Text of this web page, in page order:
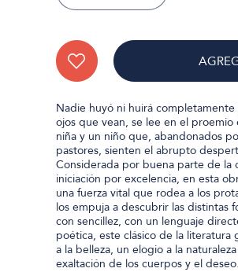
Nadie huyó ni huirá
ojos que vean, se lee en el
niña y un niño que, abandonados
pastores, sienten el abrupto
Considerada por buena parte de la
iniciación por excelencia, en esta
una fuerza vital que rodea a los
los empuja a descubrir las distintas
con sencillez, con un lenguaje
poética, este clásico de la
a la belleza, un elogio a la
exaltación de los cuerpos y el deseo.